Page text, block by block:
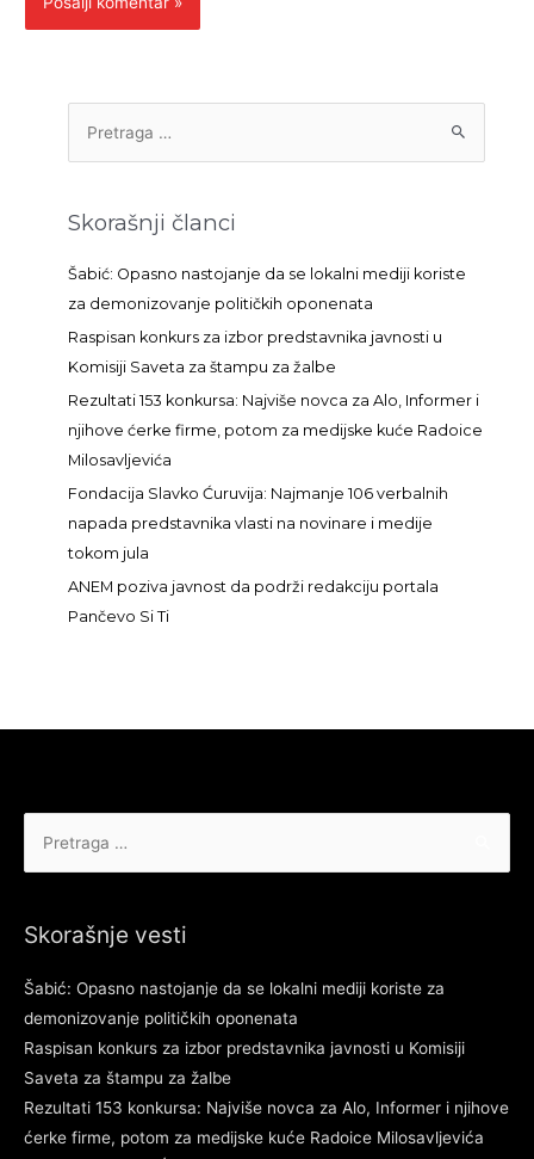
r
a
Skorašnji članci
Šabić: Opasno nastojanje da se lokalni mediji koriste
za demonizovanje političkih oponenata
Raspisan konkurs za izbor predstavnika javnosti u
Komisiji Saveta za štampu za žalbe
Rezultati 153 konkursa: Najviše novca za Alo, Informer i
njihove ćerke firme, potom za medijske kuće Radoice
Milosavljevića
Fondacija Slavko Ćuruvija: Najmanje 106 verbalnih
napada predstavnika vlasti na novinare i medije
tokom jula
ANEM poziva javnost da podrži redakciju portala
Pančevo Si Ti
Skorašnje vesti
Šabić: Opasno nastojanje da se lokalni mediji koriste za
demonizovanje političkih oponenata
Raspisan konkurs za izbor predstavnika javnosti u Komisiji
Saveta za štampu za žalbe
Rezultati 153 konkursa: Najviše novca za Alo, Informer i njihove
ćerke firme, potom za medijske kuće Radoice Milosavljevića